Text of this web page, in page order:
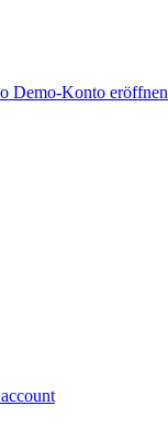
Demo-Konto eröffnen